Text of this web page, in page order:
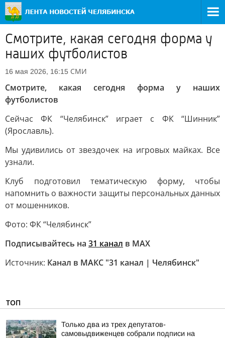
Смотрите, какая сегодня форма у
наших футболистов
16 мая 2026, 16:15 СМИ
Смотрите, какая сегодня форма у наших
футболистов
Сейчас ФК “Челябинск” играет с ФК “Шинник”
(Ярославль).
Мы удивились от звездочек на игровых майках. Все
узнали.
Клуб подготовил тематическую форму, чтобы
напомнить о важности защиты персональных данных
от мошенников.
Фото: ФК “Челябинск”
Подписывайтесь на 31 канал в МАХ
Источник: Канал в МАКС "31 канал | Челябинск"
ТОП
Только два из трех депутатов-
самовыдвиженцев собрали подписи на